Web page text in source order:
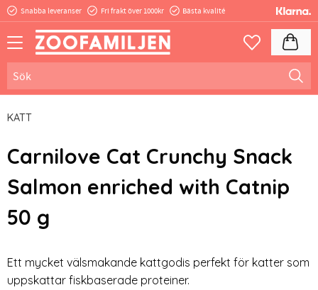
Snabba leveranser Fri frakt över 1000kr Bästa kvalité
Favoriter
KATT
Carnilove Cat Crunchy Snack
Salmon enriched with Catnip
50 g
Ett mycket välsmakande kattgodis perfekt för katter som
uppskattar fiskbaserade proteiner.